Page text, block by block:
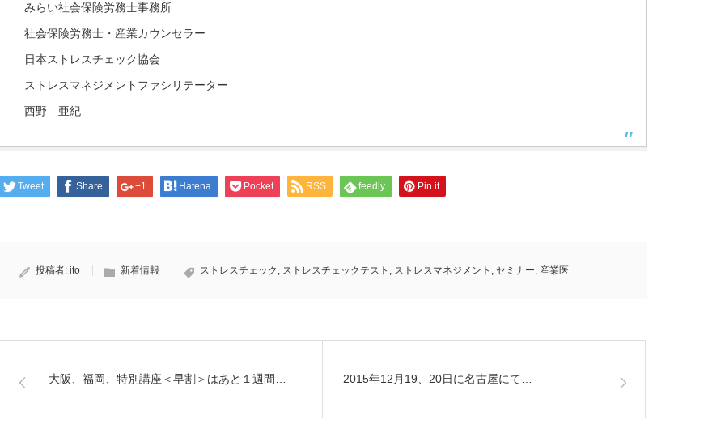
みらい社会保険労務士事務所
社会保険労務士・産業カウンセラー
日本ストレスチェック協会
ストレスマネジメントファシリテーター
西野 亜紀
Tweet Share +1 Hatena Pocket RSS feedly Pin it
投稿者: ito 新着情報 ストレスチェック , ストレスチェックテスト , ストレスマネジメント , セミナー, 産業医
大阪、福岡、特別講座＜早割＞はあと１週間… 2015年12月19、20日に名古屋にて…